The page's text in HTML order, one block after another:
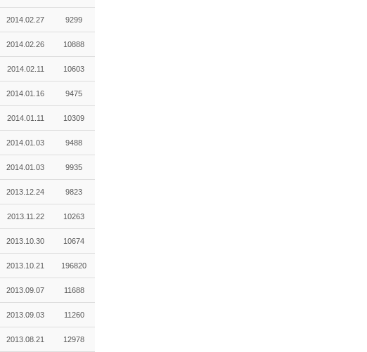
2014.02.27 9299
2014.02.26 10888
2014.02.11 10603
2014.01.16 9475
2014.01.11 10309
2014.01.03 9488
2014.01.03 9935
2013.12.24 9823
2013.11.22 10263
2013.10.30 10674
2013.10.21 196820
2013.09.07 11688
2013.09.03 11260
2013.08.21 12978